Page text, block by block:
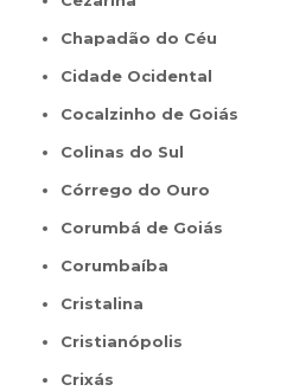
Chapadão do Céu
Cidade Ocidental
Cocalzinho de Goiás
Colinas do Sul
Córrego do Ouro
Corumbá de Goiás
Corumbaíba
Cristalina
Cristianópolis
Crixás